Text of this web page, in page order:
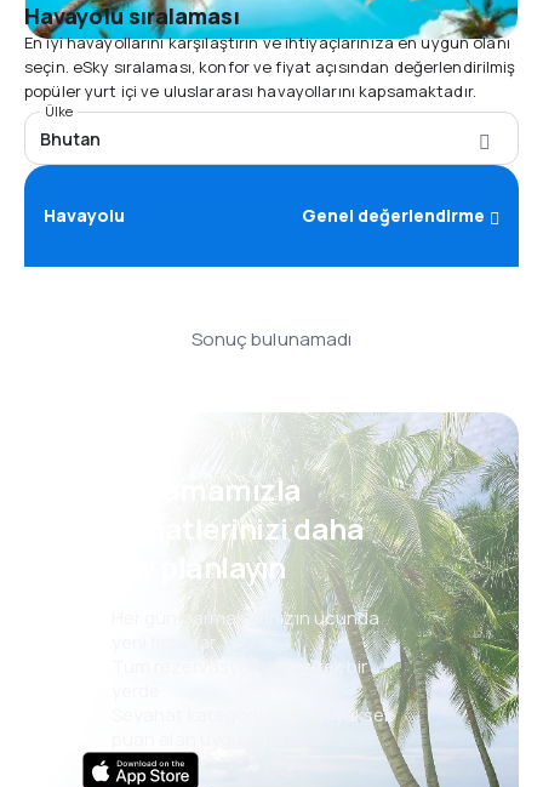
Havayolu sıralaması
En iyi havayollarını karşılaştırın ve ihtiyaçlarınıza en uygun olanı
seçin. eSky sıralaması, konfor ve fiyat açısından değerlendirilmiş
popüler yurt içi ve uluslararası havayollarını kapsamaktadır.
Ülke
Bhutan
Havayolu Genel değerlendirme
Sonuç bulunamadı
Uygulamamızla
seyahatlerinizi daha
kolay planlayın
Her gün parmaklarınızın ucunda
yeni fırsatlar
Tüm rezervasyonlarınız tek bir
Seyahat kategorisinde en yüksek